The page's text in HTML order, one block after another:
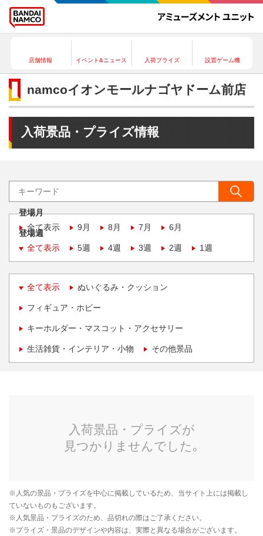
店舗情報 イベント&ニュース 入荷プライズ 設置ゲーム機
namcoイオンモールナゴヤドーム前店
入荷景品・プライズ情報
登場月
全て表示
9月 8月 7月 6月
登場週
全て表示
5週 4週 3週 2週 1週
全て表示 ぬいぐるみ・クッション
フィギュア・ホビー
キーホルダー・マスコット・アクセサリー
生活雑貨・インテリア・小物 その他景品